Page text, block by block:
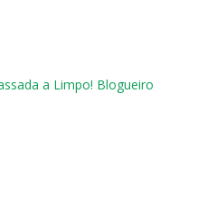
a Limpo! Blogueiro